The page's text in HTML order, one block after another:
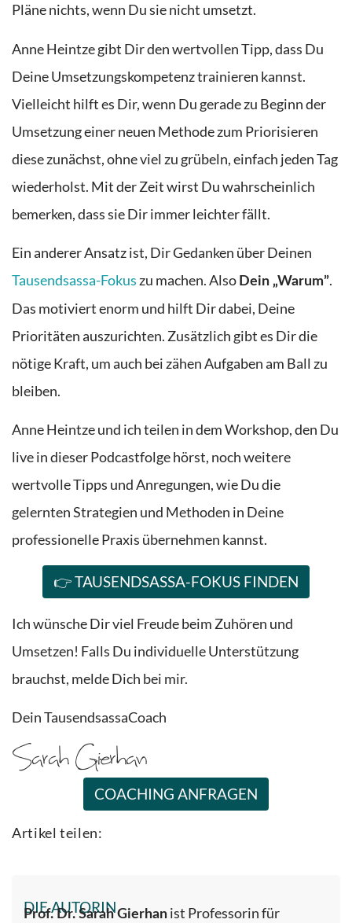
Pläne nichts, wenn Du sie nicht umsetzt.
Anne Heintze gibt Dir den wertvollen Tipp, dass Du
Deine Umsetzungskompetenz trainieren kannst.
Vielleicht hilft es Dir, wenn Du gerade zu Beginn der
Umsetzung einer neuen Methode zum Priorisieren
diese zunächst, ohne viel zu grübeln, einfach jeden Tag
wiederholst. Mit der Zeit wirst Du wahrscheinlich
bemerken, dass sie Dir immer leichter fällt.
Ein anderer Ansatz ist, Dir Gedanken über Deinen
Tausendsassa-Fokus zu machen. Also Dein „Warum”.
Das motiviert enorm und hilft Dir dabei, Deine
Prioritäten auszurichten. Zusätzlich gibt es Dir die
nötige Kraft, um auch bei zähen Aufgaben am Ball zu
bleiben.
Anne Heintze und ich teilen in dem Workshop, den Du
live in dieser Podcastfolge hörst, noch weitere
wertvolle Tipps und Anregungen, wie Du die
gelernten Strategien und Methoden in Deine
professionelle Praxis übernehmen kannst.
👉 TAUSENDSASSA-FOKUS FINDEN
Ich wünsche Dir viel Freude beim Zuhören und
Umsetzen! Falls Du individuelle Unterstützung
brauchst, melde Dich bei mir.
Dein TausendsassaCoach
COACHING ANFRAGEN
Artikel teilen:
DIE AUTORIN
Prof. Dr. Sarah Gierhan ist Professorin für